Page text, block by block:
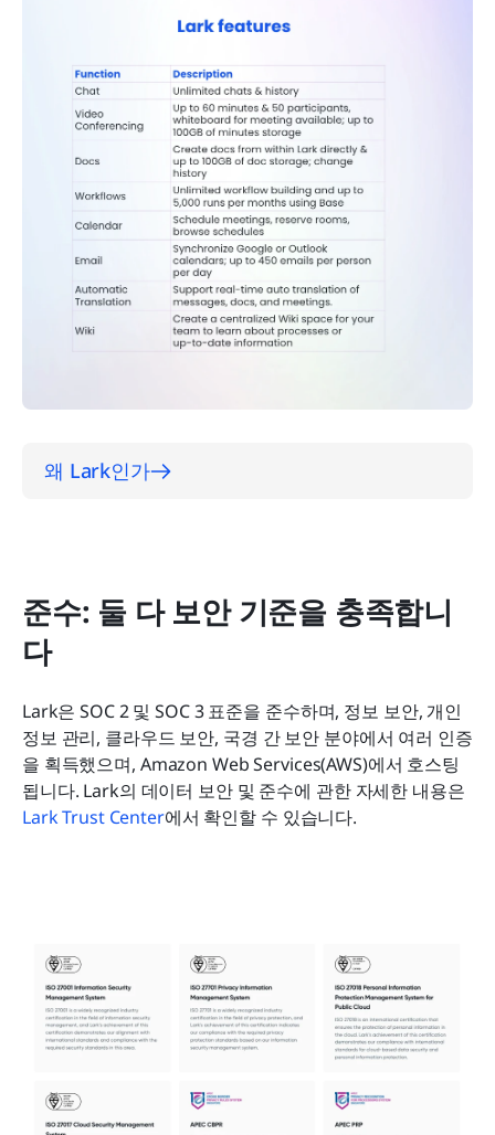
왜 Lark인가
준수: 둘 다 보안 기준을 충족합니
다
Lark은 SOC 2 및 SOC 3 표준을 준수하며, 정보 보안, 개인
정보 관리, 클라우드 보안, 국경 간 보안 분야에서 여러 인증
을 획득했으며, Amazon Web Services(AWS)에서 호스팅
Lark Trust Center에서 확인할 수 있습니다.